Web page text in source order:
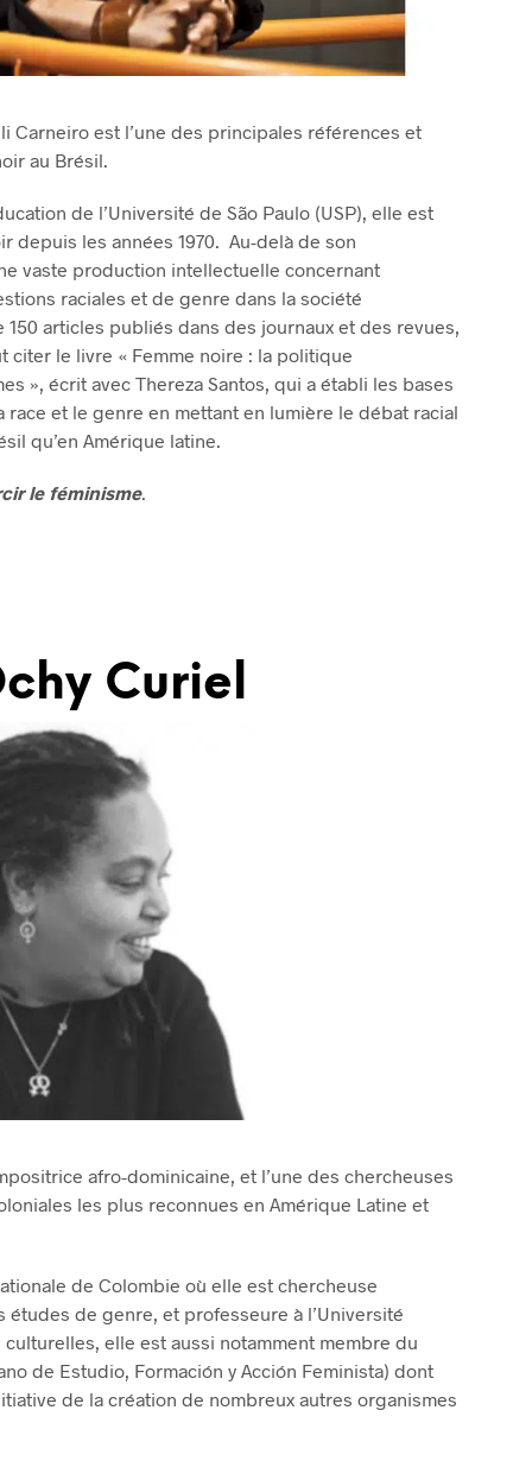
Carneiro est l’une des principales références et
au Brésil.
de l’Université de São Paulo (USP), elle est
depuis les années 1970. Au-delà de son
vaste production intellectuelle concernant
raciales et de genre dans la société
articles publiés dans des journaux et des revues,
citer le livre « Femme noire : la politique
», écrit avec Thereza Santos, qui a établi les bases
et le genre en mettant en lumière le débat racial
qu’en Amérique latine.
le féminisme.
Curiel
afro-dominicaine, et l’une des chercheuses
les plus reconnues en Amérique Latine et
de Colombie où elle est chercheuse
de genre, et professeure à l’Université
elle est aussi notamment membre du
de Estudio, Formación y Acción Feminista) dont
de la création de nombreux autres organismes